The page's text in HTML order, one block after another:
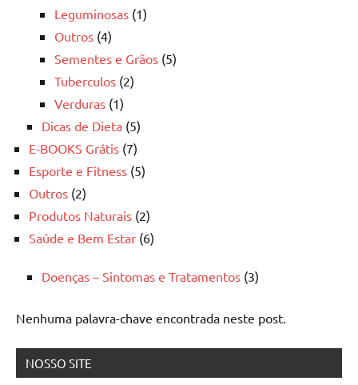
Leguminosas (1)
Outros (4)
Sementes e Grãos (5)
Tuberculos (2)
Verduras (1)
Dicas de Dieta (5)
E-BOOKS Grátis (7)
Esporte e Fitness (5)
Outros (2)
Produtos Naturais (2)
Saúde e Bem Estar (6)
Doenças – Sintomas e Tratamentos (3)
Nenhuma palavra-chave encontrada neste post.
NOSSO SITE